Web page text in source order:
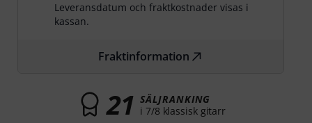
Leveransdatum och fraktkostnader visas i
kassan.
Fraktinformation
21 SÄLJRANKING
i 7/8 klassisk gitarr